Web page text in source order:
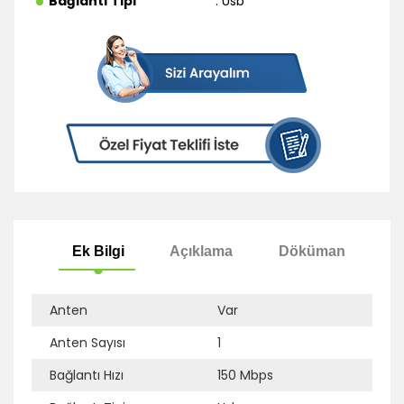
Ek Bilgi Açıklama
Anten
Var
Anten Sayısı
1
Bağlantı Hızı
150 Mbps